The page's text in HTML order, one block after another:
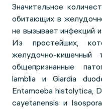
Значительное
обитающих в
не вызывает инфекций
Из простейших,
желудочно-кишечный
общепризнанные
lamblia и Giardia
Entamoeba histolytica,
cayetanensis и